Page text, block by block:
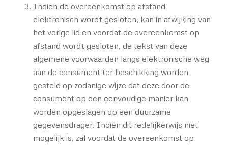
Indien de overeenkomst op afstand
elektronisch wordt gesloten, kan in afwijking van
het vorige lid en voordat de overeenkomst op
afstand wordt gesloten, de tekst van deze
algemene voorwaarden langs elektronische weg
aan de consument ter beschikking worden
gesteld op zodanige wijze dat deze door de
consument op een eenvoudige manier kan
worden opgeslagen op een duurzame
gegevensdrager. Indien dit redelijkerwijs niet
mogelijk is, zal voordat de overeenkomst op